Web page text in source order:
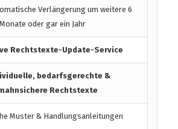
Verlängerung um weitere 6
Monate oder gar ein Jahr
Rechtstexte-Update-Service
bedarfsgerechte &
Rechtstexte
Muster & Handlungsanleitungen